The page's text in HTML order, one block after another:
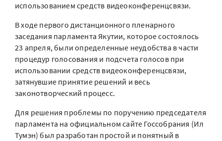
использованием средств видеоконференцсвязи.
В ходе первого дистанционного пленарного
заседания парламента Якутии, которое состоялось
23 апреля, были определенные неудобства в части
процедур голосования и подсчета голосов при
использовании средств видеоконференцсвязи,
затянувшие принятие решений и весь
законотворческий процесс.
Для решения проблемы по поручению председателя
парламента на официальном сайте Госсобрания (Ил
Тумэн) был разработан простой и понятный в